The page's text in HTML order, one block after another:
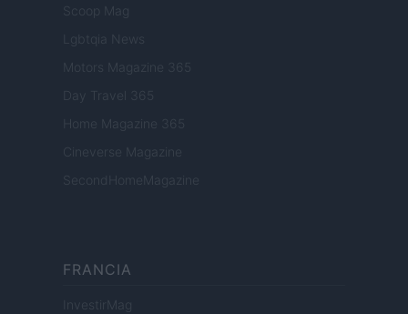
Scoop Mag
Lgbtqia News
Motors Magazine 365
Day Travel 365
Home Magazine 365
Cineverse Magazine
SecondHomeMagazine
FRANCIA
InvestirMag